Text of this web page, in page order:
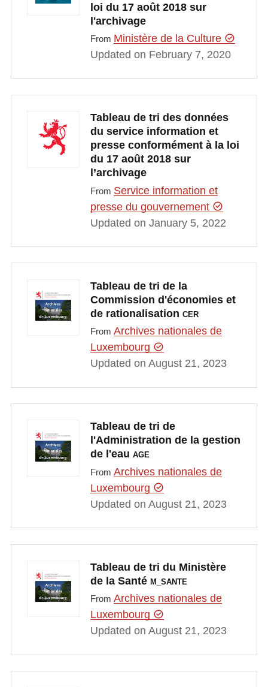
loi du 17 août 2018 sur
l'archivage
From Ministère de la Culture
Updated on February 7, 2020
Tableau de tri des données
du service information et
presse conformément à la loi
du 17 août 2018 sur
l’archivage
From Service information et
presse du gouvernement
Updated on January 5, 2022
Tableau de tri de la
Commission d'économies et
de rationalisation CER
From Archives nationales de
Luxembourg
Updated on August 21, 2023
Tableau de tri de
l'Administration de la gestion
de l'eau AGE
From Archives nationales de
Luxembourg
Updated on August 21, 2023
Tableau de tri du Ministère
de la Santé M_SANTE
From Archives nationales de
Luxembourg
Updated on August 21, 2023